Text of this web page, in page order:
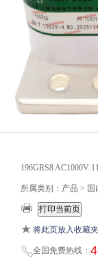
196GRS8 AC1000V
所属类别：产品 >
将此页放入收藏夹
全国免费热线：